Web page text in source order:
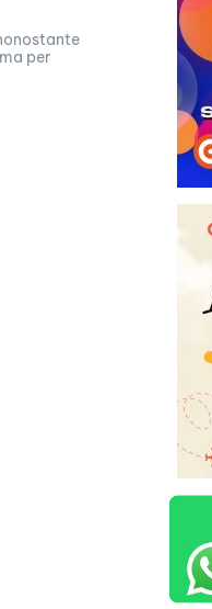
per